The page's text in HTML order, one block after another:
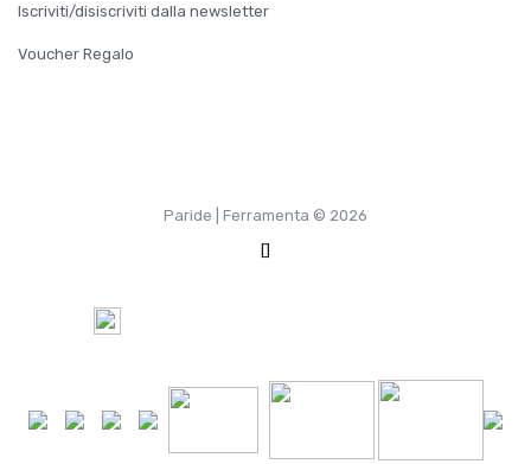
Iscriviti/disiscriviti dalla newsletter
Voucher Regalo
Paride | Ferramenta © 2026
[]